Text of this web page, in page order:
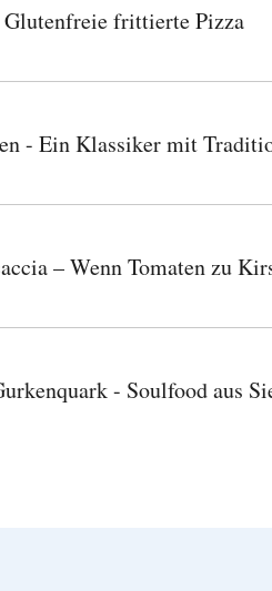
frittierte Pizza
- Ein Klassiker mit
– Wenn Tomaten zu
- Soulfood aus